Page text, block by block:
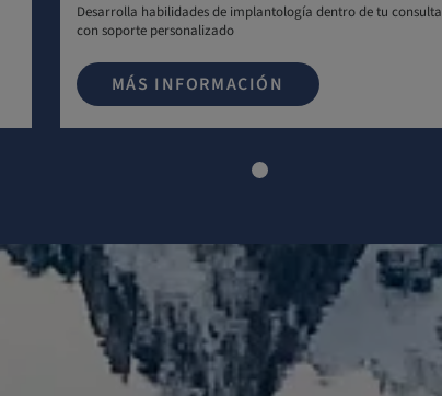
Desarrolla habilidades de implantología dentro de tu consulta
con soporte personalizado
MÁS INFORMACIÓN